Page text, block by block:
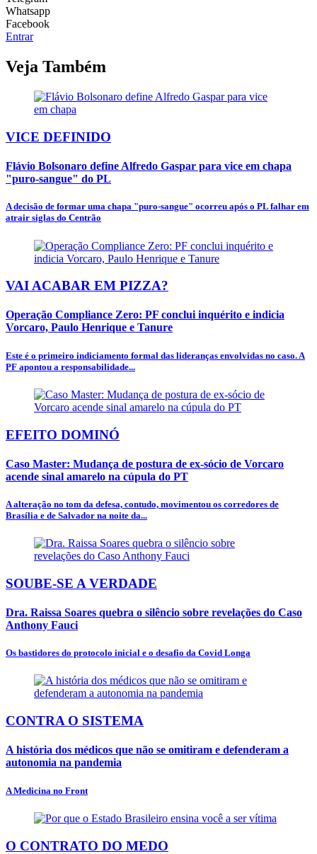
Whatsapp
Facebook
Entrar
Veja Também
VICE DEFINIDO
Flávio Bolsonaro define Alfredo Gaspar para vice em chapa
"puro-sangue" do PL
A decisão de formar uma chapa "puro-sangue" ocorreu após o PL falhar em
atrair siglas do Centrão
VAI ACABAR EM PIZZA?
Operação Compliance Zero: PF conclui inquérito e indicia
Vorcaro, Paulo Henrique e Tanure
Este é o primeiro indiciamento formal das lideranças envolvidas no caso. A
PF apontou a responsabilidade...
EFEITO DOMINÓ
Caso Master: Mudança de postura de ex-sócio de Vorcaro
acende sinal amarelo na cúpula do PT
A alteração no tom da defesa, contudo, movimentou os corredores de
Brasília e de Salvador na noite da...
SOUBE-SE A VERDADE
Dra. Raissa Soares quebra o silêncio sobre revelações do Caso
Anthony Fauci
Os bastidores do protocolo inicial e o desafio da Covid Longa
CONTRA O SISTEMA
A história dos médicos que não se omitiram e defenderam a
autonomia na pandemia
A Medicina no Front
O CONTRATO DO MEDO